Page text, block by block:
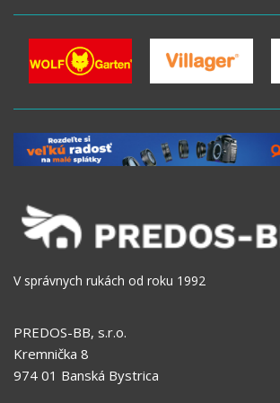
V správnych rukách od roku 1992
PREDOS-BB, s.r.o.
Kremnička 8
974 01 Banská Bystrica